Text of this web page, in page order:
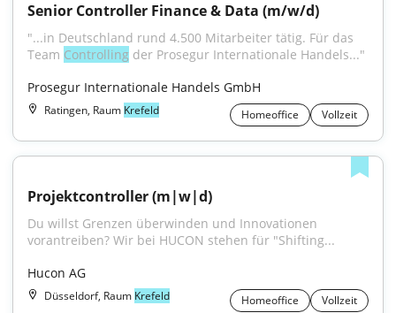
Senior Controller Finance & Data (m/w/d)
"...in Deutschland rund 4.500 Mitarbeiter tätig. Für das
Team Controlling der Prosegur Internationale Handels..."
Prosegur Internationale Handels GmbH
Ratingen, Raum Krefeld Homeoffice Vollzeit
Projektcontroller (m|w|d)
Du willst Grenzen überwinden und Innovationen
vorantreiben? Wir bei HUCON stehen für "Shifting...
Hucon AG
Düsseldorf, Raum Krefeld Homeoffice Vollzeit